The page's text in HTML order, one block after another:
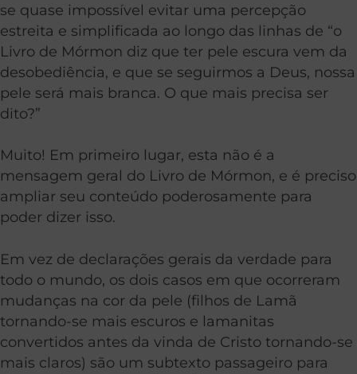
se quase impossível evitar uma percepção
estreita e simplificada ao longo das linhas de “o
Livro de Mórmon diz que ter pele escura vem da
desobediência, e que se seguirmos a Deus, nossa
pele será mais branca. O que mais precisa ser
dito?”
Muito! Em primeiro lugar, esta não é a
mensagem geral do Livro de Mórmon, e é preciso
ampliar seu conteúdo poderosamente para
poder dizer isso.
Em vez de declarações gerais da verdade para
todo o mundo, os dois casos em que ocorreram
mudanças na cor da pele (filhos de Lamã
tornando-se mais escuros e lamanitas
convertidos antes da vinda de Cristo tornando-se
mais claros) são um subtexto passageiro para